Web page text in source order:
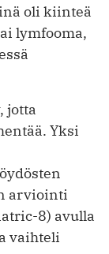
oli kiinteä
lymfooma,
jotta
Yksi
arviointi
8) avulla
vaihteli